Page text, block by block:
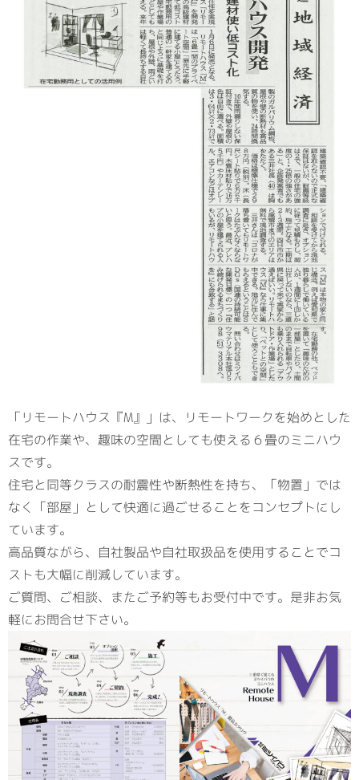
「リモートハウス『M』」は、リモートワークを始めとした
在宅の作業や、趣味の空間としても使える６畳のミニハウ
スです。
住宅と同等クラスの耐震性や断熱性を持ち、「物置」では
なく「部屋」として快適に過ごせることをコンセプトにし
ています。
高品質ながら、自社製品や自社取扱品を使用することでコ
ストも大幅に削減しています。
ご質問、ご相談、またご予約等もお受付中です。是非お気
軽にお問合せ下さい。